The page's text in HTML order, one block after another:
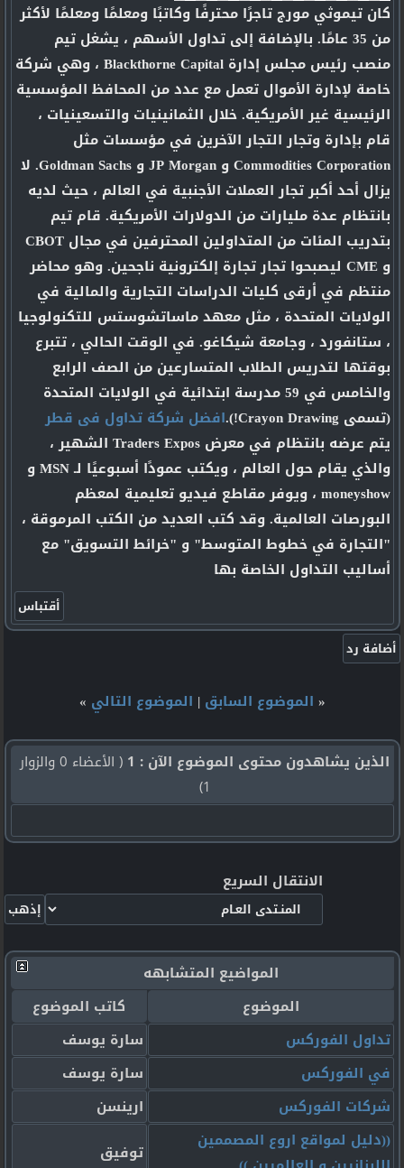
كان تيموثي مورج تاجرًا محترفًا وكاتبًا ومعلمًا ومعلمًا لأكثر
من 35 عامًا. بالإضافة إلى تداول الأسهم ، يشغل تيم
منصب رئيس مجلس إدارة Blackthorne Capital ، وهي شركة
خاصة لإدارة الأموال تعمل مع عدد من المحافظ المؤسسية
الرئيسية غير الأمريكية. خلال الثمانينيات والتسعينيات ،
قام بإدارة وتجار التجار الآخرين في مؤسسات مثل
Commodities Corporation و JP Morgan و Goldman Sachs. لا
يزال أحد أكبر تجار العملات الأجنبية في العالم ، حيث لديه
بانتظام عدة مليارات من الدولارات الأمريكية. قام تيم
بتدريب المئات من المتداولين المحترفين في مجال CBOT
و CME ليصبحوا تجار تجارة إلكترونية ناجحين. وهو محاضر
منتظم في أرقى كليات الدراسات التجارية والمالية في
الولايات المتحدة ، مثل معهد ماساتشوستس للتكنولوجيا
، ستانفورد ، وجامعة شيكاغو. في الوقت الحالي ، تتبرع
بوقتها لتدريس الطلاب المتسارعين من الصف الرابع
والخامس في 59 مدرسة ابتدائية في الولايات المتحدة
(تسمى Crayon Drawing!).
افضل شركة تداول فى قطر
يتم عرضه بانتظام في معرض Traders Expos الشهير ،
والذي يقام حول العالم ، ويكتب عمودًا أسبوعيًا لـ MSN و
moneyshow ، ويوفر مقاطع فيديو تعليمية لمعظم
البورصات العالمية. وقد كتب العديد من الكتب المرموقة ،
"التجارة في خطوط المتوسط" و "خرائط التسويق" مع
أساليب التداول الخاصة بها
« الموضوع السابق | الموضوع التالي »
الذين يشاهدون محتوى الموضوع الآن : 1
( الأعضاء 0 والزوار
1)
الانتقال السريع
المواضيع المتشابهه
الموضوع
كاتب الموضوع
تداول الفوركس
سارة يوسف
في الفوركس
سارة يوسف
شركات الفوركس
ارينسن
((دليل لمواقع اروع المصممين
توفيق